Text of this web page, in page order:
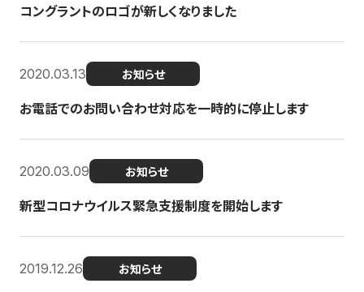
コングラントのロゴが新しくなりました
2020.03.13 お知らせ
お電話でのお問い合わせ対応を一時的に停止します
2020.03.09 お知らせ
新型コロナウイルス緊急支援制度を開始します
2019.12.26 お知らせ